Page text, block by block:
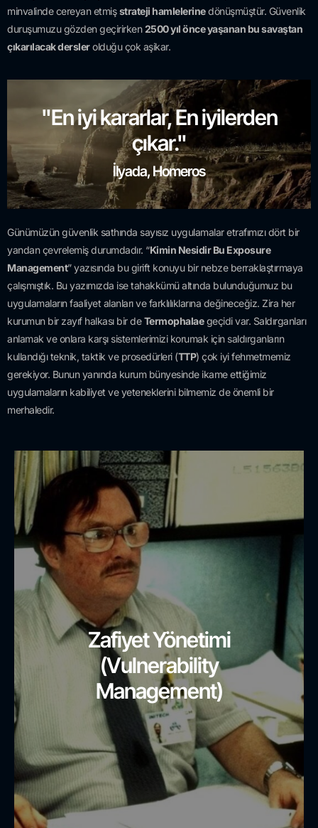
minvalinde cereyan etmişstrateji hamlelerinedönüşmüştür. Güvenlik
duruşumuzu gözden geçirirken2500 yıl önce yaşanan bu savaştan
çıkarılacak derslerolduğu çok aşikar.
"En iyi kararlar, En iyilerden
çıkar."
İlyada, Homeros
Günümüzün güvenlik sathında sayısız uygulamalar etrafımızı dört bir
yandan çevrelemiş durumdadır. “Kimin Nesidir Bu Exposure
Management” yazısında bu girift konuyu bir nebze berraklaştırmaya
çalışmıştık. Bu yazımızda ise tahakkümü altında bulunduğumuz bu
uygulamaların faaliyet alanları ve farklılıklarına değineceğiz. Zira her
kurumun bir zayıf halkası bir deTermophalaegeçidi var. Saldırganları
anlamak ve onlara karşı sistemlerimizi korumak için saldırganların
kullandığı teknik, taktik ve prosedürleri (TTP) çok iyi fehmetmemiz
gerekiyor. Bunun yanında kurum bünyesinde ikame ettiğimiz
uygulamaların kabiliyet ve yeteneklerini bilmemiz de önemli bir
merhaledir.
Zafiyet Yönetimi
(Vulnerability
Management)